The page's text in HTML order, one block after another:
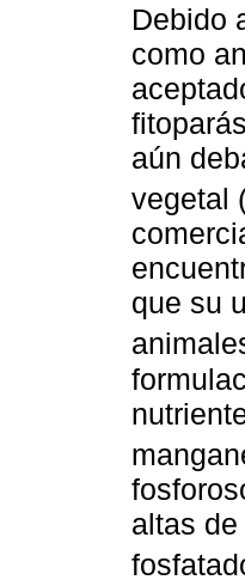
Debido
como
aún
vegetal
que su
altas